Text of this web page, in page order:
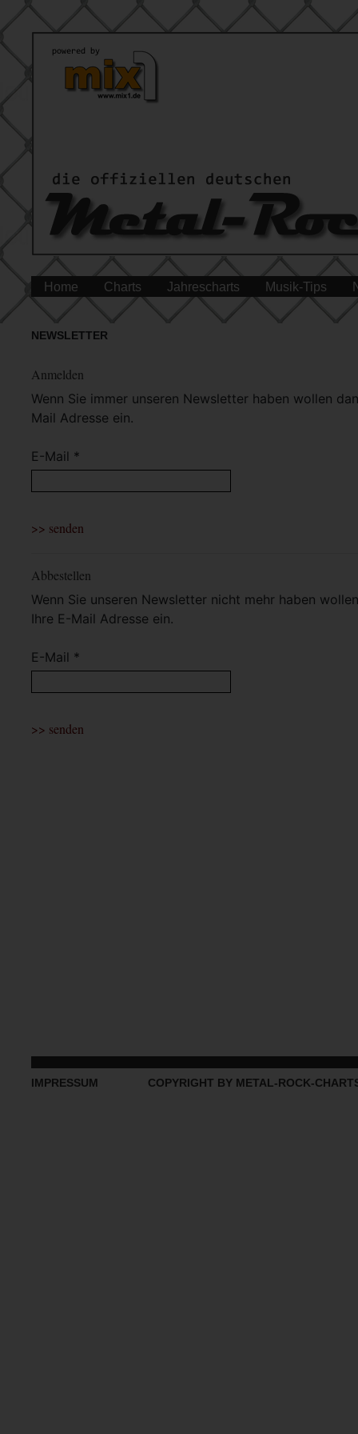
Home Charts Jahrescharts Musik-Tips
NEWSLETTER
Anmelden
Wenn Sie immer unseren Newsletter haben wollen
Mail Adresse ein.
E-Mail *
Abbestellen
Wenn Sie unseren Newsletter nicht mehr haben
Ihre E-Mail Adresse ein.
E-Mail *
IMPRESSUM COPYRIGHT BY METAL-ROCK-